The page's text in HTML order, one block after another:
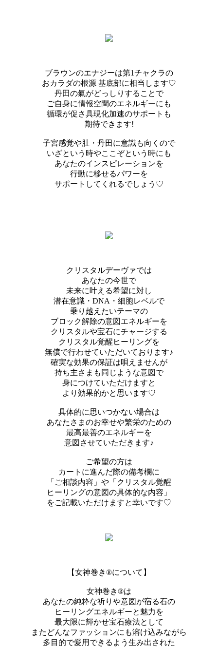
ブラウンのエナジーは第1チャクラの
おカラダの根源 基底部に相当します♡
丹田の氣がどっしりすることで
ご自身に情報空間のエネルギーにも
循環が促さ具現化加速のサポートも
期待できます!
子宮感覚や肚・丹田に意識も向くので
いざという時やここぞという時にも
あなたのインスピレーションを
行動に移せるパワーを
サポートしてくれるでしょう♡
クリスタルデーヴァでは
あなたの今世で
未来に叶える希望に対し
潜在意識・DNA・細胞レベルで
乗り越えたいテーマの
ブロック解除の意図エネルギーを
クリスタルや宝石にチャージする
クリスタル覚醒ヒーリングを
無償で行わせていただいております♪
確実な効果の保証は唄えませんが
持ち主さまも同じような意図で
身につけていただけますと
より効果的かと思います♡
具体的に思いつかない場合は
あなたさまのお幸せや繁栄のための
最高最善のエネルギーを
意図させていただきます♪
ご希望の方は
カートに進んだ際の備考欄に
「ご相談内容」や「クリスタル覚醒
ヒーリングの意図の具体的な内容」
をご記載いただけますと幸いです♡
【女神巻き®︎について】
女神巻き®︎は
あなたの純粋な祈りや意図が宿る石の
ヒーリングエネルギーと魅力を
最大限に輝かせ宝石療法として
またどんなファッションにも溶け込みながら
多目的で愛用できるよう生み出された